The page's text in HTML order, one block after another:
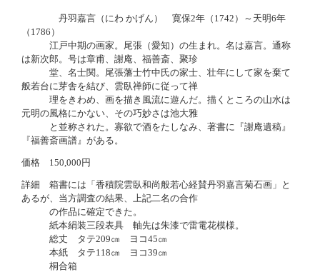
丹羽嘉言（にわ かげん） 寛保2年（1742）～天明6年
（1786）
江戸中期の画家。尾張（愛知）の生まれ。名は嘉言。通称
は新次郎。号は章甫、謝庵、福善斎、聚珍
堂、名士関。尾張藩士竹中氏の家士、壮年にして家を棄て
般若台に芽舎を結び、雲臥禅師に従って禅
理をきわめ、画を描き風流に遊んだ。描くところの山水は
元明の風格にかない、その巧妙さは池大雅
と並称された。寡欲で酒をたしなみ、著書に『謝庵遺稿』
『福善斎画譜』がある。
価格 150,000円
詳細 箱書には「香積院雲臥和尚般若心経賛丹羽嘉言菊石画」と
あるが、当方調査の結果、上記二名の合作
の作品に確定できた。
紙本絹装三段表具 軸先は朱漆で雷電花模様。
総丈 タテ209㎝ ヨコ45㎝
本紙 タテ118㎝ ヨコ39㎝
桐合箱